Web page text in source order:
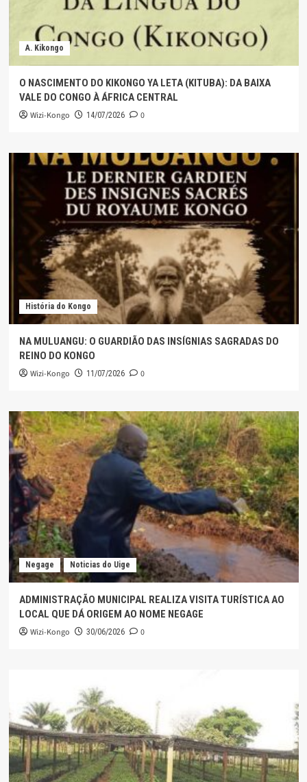
A. Kikongo
O NASCIMENTO DO KIKONGO YA LETA (KITUBA): DA BAIXA
VALE DO CONGO À ÁFRICA CENTRAL
Wizi-Kongo 14/07/2026 0
História do Kongo
NA MULUANGU: O GUARDIÃO DAS INSÍGNIAS SAGRADAS DO
REINO DO KONGO
Wizi-Kongo 11/07/2026 0
Negage Noticias do Uige
ADMINISTRAÇÃO MUNICIPAL REALIZA VISITA TURÍSTICA AO
LOCAL QUE DÁ ORIGEM AO NOME NEGAGE
Wizi-Kongo 30/06/2026 0